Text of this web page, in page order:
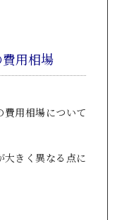
用相場
費用相場について
大きく異なる点に